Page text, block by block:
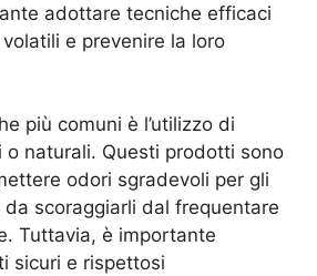
adottare tecniche efficaci
e prevenire la loro
più comuni è l’utilizzo di
o naturali. Questi prodotti sono
odori sgradevoli per gli
scoraggiarli dal frequentare
Tuttavia, è importante
sicuri e rispettosi